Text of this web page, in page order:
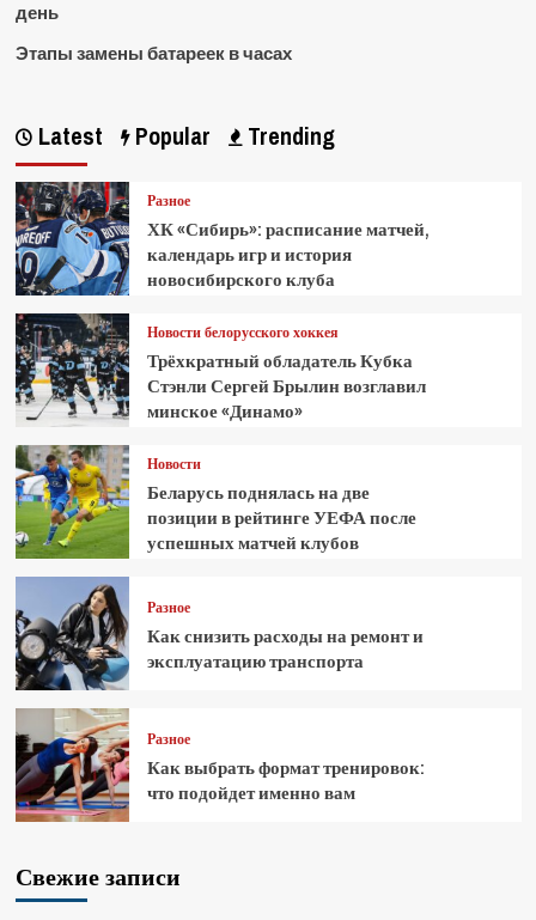
день
Этапы замены батареек в часах
Latest Popular Trending
Разное
ХК «Сибирь»: расписание матчей,
календарь игр и история
новосибирского клуба
Новости белорусского хоккея
Трёхкратный обладатель Кубка
Стэнли Сергей Брылин возглавил
минское «Динамо»
Новости
Беларусь поднялась на две
позиции в рейтинге УЕФА после
успешных матчей клубов
Разное
Как снизить расходы на ремонт и
эксплуатацию транспорта
Разное
Как выбрать формат тренировок:
что подойдет именно вам
Свежие записи